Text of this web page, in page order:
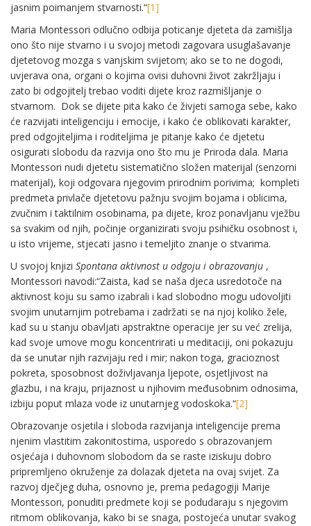
jasnim poimanjem stvarnosti.“[1]
Maria Montessori odlučno odbija poticanje djeteta da zamišlja
ono što nije stvarno i u svojoj metodi zagovara usuglašavanje
djetetovog mozga s vanjskim svijetom; ako se to ne dogodi,
uvjerava ona, organi o kojima ovisi duhovni život zakržljaju i
zato bi odgojitelj trebao voditi dijete kroz razmišljanje o
stvarnom. Dok se dijete pita kako će živjeti samoga sebe, kako
će razvijati inteligenciju i emocije, i kako će oblikovati karakter,
pred odgojiteljima i roditeljima je pitanje kako će djetetu
osigurati slobodu da razvija ono što mu je Priroda dala. Maria
Montessori nudi djetetu sistematično složen materijal (senzorni
materijal), koji odgovara njegovim prirodnim porivima; kompleti
predmeta privlače djetetovu pažnju svojim bojama i oblicima,
zvučnim i taktilnim osobinama, pa dijete, kroz ponavljanu vježbu
sa svakim od njih, počinje organizirati svoju psihičku osobnost i,
u isto vrijeme, stjecati jasno i temeljito znanje o stvarima.
U svojoj knjizi Spontana aktivnost u odgoju i obrazovanju ,
Montessori navodi:“Zaista, kad se naša djeca usredotoče na
aktivnost koju su samo izabrali i kad slobodno mogu udovoljiti
svojim unutarnjim potrebama i zadržati se na njoj koliko žele,
kad su u stanju obavljati apstraktne operacije jer su već zrelija,
kad svoje umove mogu koncentrirati u meditaciji, oni pokazuju
da se unutar njih razvijaju red i mir; nakon toga, gracioznost
pokreta, sposobnost doživljavanja ljepote, osjetljivost na
glazbu, i na kraju, prijaznost u njihovim međusobnim odnosima,
izbiju poput mlaza vode iz unutarnjeg vodoskoka.“[2]
Obrazovanje osjetila i sloboda razvijanja inteligencije prema
njenim vlastitim zakonitostima, usporedo s obrazovanjem
osjećaja i duhovnom slobodom da se raste iziskuju dobro
pripremljeno okruženje za dolazak djeteta na ovaj svijet. Za
razvoj dječjeg duha, osnovno je, prema pedagogiji Marije
Montessori, ponuditi predmete koji se podudaraju s njegovim
ritmom oblikovanja, kako bi se snaga, postojeća unutar svakog